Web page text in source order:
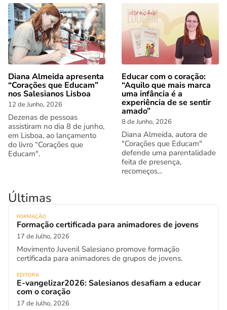
Diana Almeida apresenta
“Corações que Educam”
nos Salesianos Lisboa
12 de Junho, 2026
Dezenas de pessoas
assistiram no dia 8 de junho,
em Lisboa, ao lançamento
do livro “Corações que
Educam".
Educar com o coração:
“Aquilo que mais marca
uma infância é a
experiência de se sentir
amado”
8 de Junho, 2026
Diana Almeida, autora de
"Corações que Educam"
defende uma parentalidade
feita de presença,
recomeços...
Últimas
FORMAÇÃO
Formação certificada para animadores de jovens
17 de Julho, 2026
Movimento Juvenil Salesiano promove formação
certificada para animadores de grupos de jovens.
EDITORA
E-vangelizar2026: Salesianos desafiam a educar
com o coração
17 de Julho, 2026